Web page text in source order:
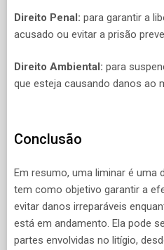
Direito Penal: para garantir a
acusado ou evitar a prisão
Direito Ambiental: para
que esteja causando danos ao
Conclusão
Em resumo, uma liminar é uma
tem como objetivo garantir a
evitar danos irreparáveis
está em andamento. Ela pode
partes envolvidas no litígio,